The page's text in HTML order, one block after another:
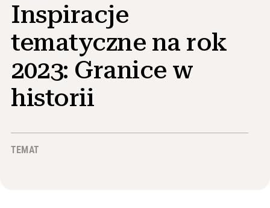
Narzędzia w klasie
Kursy
Instytuty
Nauczanie umiejętności badawczych
Doradzanie studentom NHD
Wiadomości i wydarzenia
Inspiracje
tematyczne na rok
2023: Granice w
historii
TEMAT